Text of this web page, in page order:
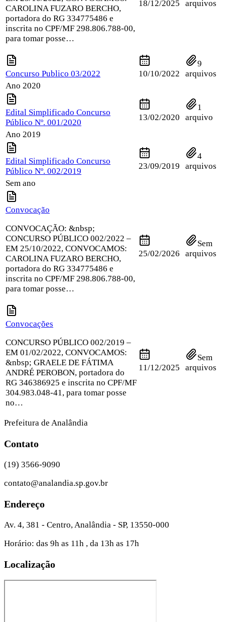
CAROLINA FUZARO BERCHO,
portadora do RG 334775486 e
inscrita no CPF/MF 298.806.788-00,
para tomar posse…
18/12/2025
arquivos
Concurso Publico 03/2022 10/10/2022
9
arquivos
Ano 2020
Edital Simplificado Concurso
Público Nº. 001/2020
13/02/2020
1
arquivo
Ano 2019
Edital Simplificado Concurso
Público Nº. 002/2019
23/09/2019
4
arquivos
Sem ano
Convocação
CONVOCAÇÃO: &nbsp;
CONCURSO PÚBLICO 002/2022 –
EM 25/10/2022, CONVOCAMOS:
CAROLINA FUZARO BERCHO,
portadora do RG 334775486 e
inscrita no CPF/MF 298.806.788-00,
para tomar posse…
25/02/2026
Sem
arquivos
Convocações
CONCURSO PÚBLICO 002/2019 –
EM 01/02/2022, CONVOCAMOS:
&nbsp; GRAELE DE FÁTIMA
ANDRÉ PEROBON, portadora do
RG 346386925 e inscrita no CPF/MF
304.983.048-41, para tomar posse
no…
11/12/2025
Sem
arquivos
Prefeitura de Analândia
Contato
(19) 3566-9090
contato@analandia.sp.gov.br
Endereço
Av. 4, 381 - Centro, Analândia - SP, 13550-000
Horário: das 9h as 11h , da 13h as 17h
Localização